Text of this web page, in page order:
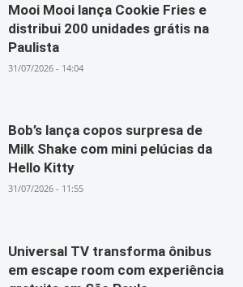
Mooi Mooi lança Cookie Fries e
distribui 200 unidades grátis na
Paulista
31/07/2026 - 14:04
Bob’s lança copos surpresa de
Milk Shake com mini pelúcias da
Hello Kitty
31/07/2026 - 11:55
Universal TV transforma ônibus
em escape room com experiência